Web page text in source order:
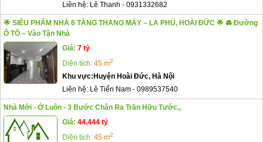
Liên hệ: Lê Thanh - 0931332682
🌟 SIÊU PHẨM NHÀ 6 TẦNG THANG MÁY – LA PHÙ, HOÀI ĐỨC 🌟 🚘 Đường
Ô TÔ – Vào Tận Nhà
Giá: 7 tỷ
Diện tích: 45 m2
Khu vực: Huyện Hoài Đức, Hà Nội
Liên hệ: Lê Tiến Nam - 0989537540
Nhà Mới - Ở Luôn - 3 Bước Chân Ra Trần Hữu Tước.,
Giá: 44,444 tỷ
Diện tích: 45 m2